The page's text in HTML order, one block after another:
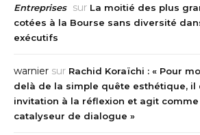
Entreprises
sur La moitié des plus
cotées à la Bourse sans diversité
exécutifs
warnier sur Rachid Koraïchi : « Pour
delà de la simple quête esthétique, il
invitation à la réflexion et agit
catalyseur de dialogue »